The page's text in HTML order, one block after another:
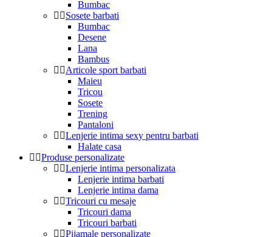
Bumbac
Sosete barbati
Bumbac
Desene
Lana
Bambus
Articole sport barbati
Maieu
Tricou
Sosete
Trening
Pantaloni
Lenjerie intima sexy pentru barbati
Halate casa
Produse personalizate
Lenjerie intima personalizata
Lenjerie intima barbati
Lenjerie intima dama
Tricouri cu mesaje
Tricouri dama
Tricouri barbati
Pijamale personalizate